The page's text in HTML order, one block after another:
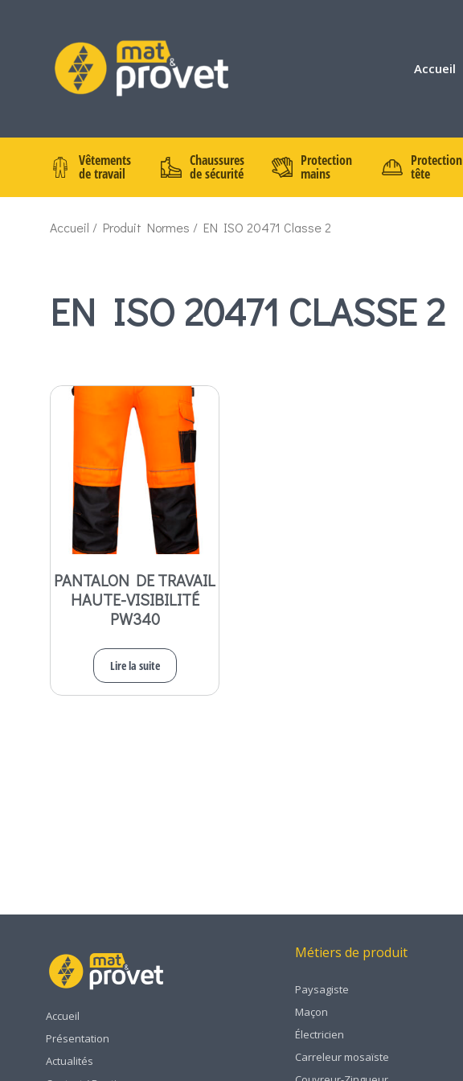
Accueil
Vêtements
de travail
Chaussures
de sécurité
Protection
mains
Protection
tête
Accueil / Produit Normes / EN ISO 20471 Classe 2
EN ISO 20471 CLASSE 2
PANTALON DE TRAVAIL
HAUTE-VISIBILITÉ
PW340
Lire la suite
Accueil
Présentation
Actualités
Métiers de produit
Paysagiste
Maçon
Électricien
Carreleur mosaïste